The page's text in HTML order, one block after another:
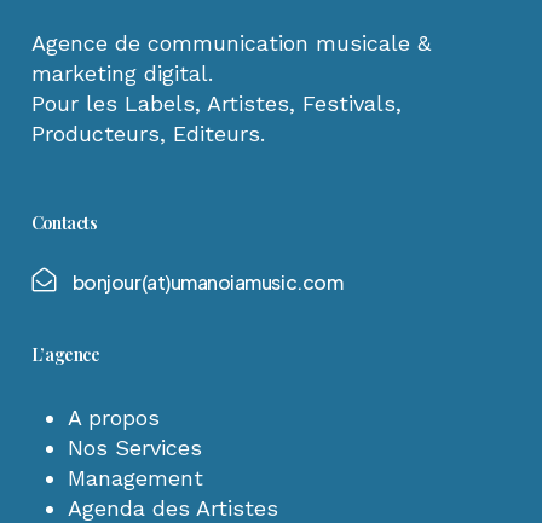
Agence de communication musicale &
marketing digital.
Pour les Labels, Artistes, Festivals,
Producteurs, Editeurs.
Contacts
bonjour(at)umanoiamusic.com
L’agence
A propos
Nos Services
Management
Agenda des Artistes